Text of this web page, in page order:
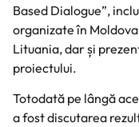
Based Dialogue”,
organizate în
Lituania, dar și
proiectului.
Totodată pe lângă
a fost discutarea